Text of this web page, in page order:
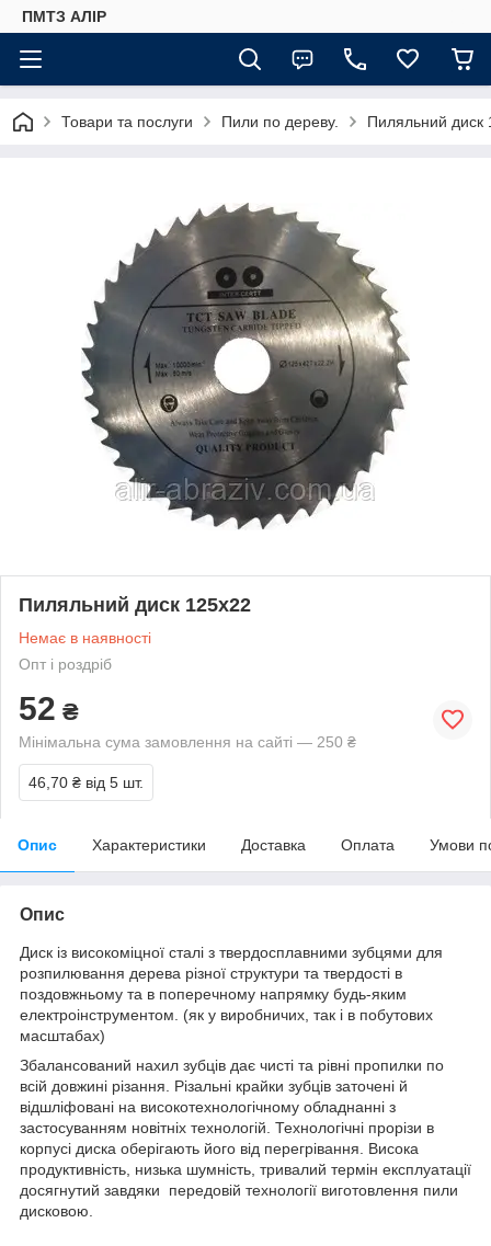
ПМТЗ АЛІР
Товари та послуги Пили по дереву. Пиляльний диск
Пиляльний диск 125х22
Немає в наявності
Опт і роздріб
52 ₴
Мінімальна сума замовлення на сайті — 250 ₴
46,70 ₴ від 5 шт.
Опис Характеристики Доставка Оплата Умови
Опис
Диск із високоміцної сталі з твердосплавними зубцями для
розпилювання дерева різної структури та твердості в
поздовжньому та в поперечному напрямку будь-яким
електроінструментом. (як у виробничих, так і в побутових
масштабах)
Збалансований нахил зубців дає чисті та рівні пропилки по
всій довжині різання. Різальні крайки зубців заточені й
відшліфовані на високотехнологічному обладнанні з
застосуванням новітніх технологій. Технологічні прорізи в
корпусі диска оберігають його від перегрівання. Висока
продуктивність, низька шумність, тривалий термін експлуатації
досягнутий завдяки передовій технології виготовлення пили
дисковою.